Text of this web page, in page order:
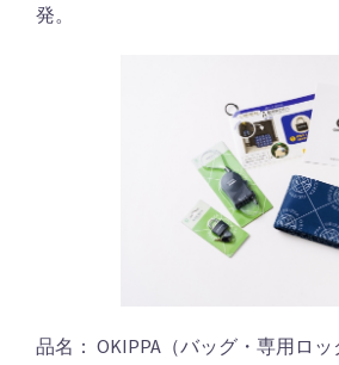
発。
品名： OKIPPA（バッグ・専用ロ